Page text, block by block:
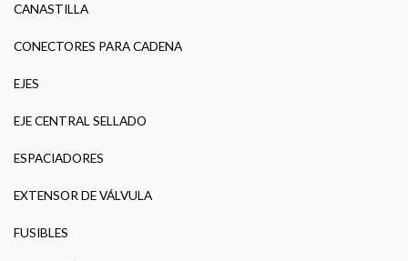
CANASTILLA
CONECTORES PARA CADENA
EJES
EJE CENTRAL SELLADO
ESPACIADORES
EXTENSOR DE VÁLVULA
FUSIBLES